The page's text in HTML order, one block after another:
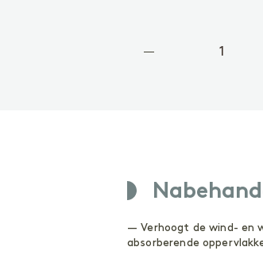
— Verhoogt de wind- en
absorberende